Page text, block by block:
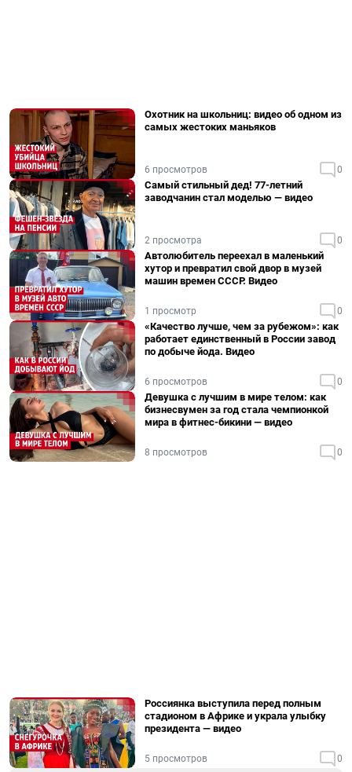
Охотник на школьниц: видео об одном из
самых жестоких маньяков
6 просмотров 0
Самый стильный дед! 77-летний
заводчанин стал моделью — видео
2 просмотра 0
Автолюбитель переехал в маленький
хутор и превратил свой двор в музей
машин времен СССР. Видео
1 просмотр 0
«Качество лучше, чем за рубежом»: как
работает единственный в России завод
по добыче йода. Видео
6 просмотров 0
Девушка с лучшим в мире телом: как
бизнесвумен за год стала чемпионкой
мира в фитнес-бикини — видео
8 просмотров 0
Россиянка выступила перед полным
стадионом в Африке и украла улыбку
президента — видео
5 просмотров 0